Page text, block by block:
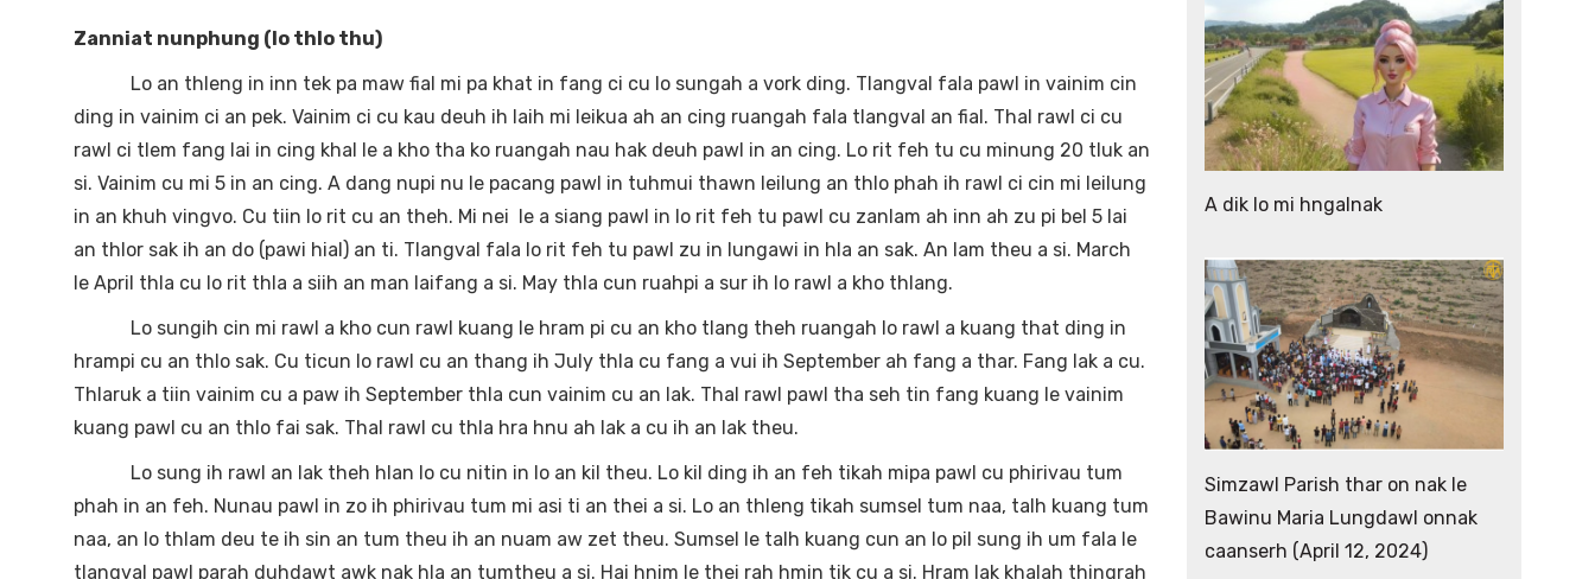
Zanniat nunphung (lo thlo thu)
Lo an thleng in inn tek pa maw fial mi pa khat in fang ci cu lo sungah a vork ding. Tlangval fala pawl in vainim cin
ding in vainim ci an pek. Vainim ci cu kau deuh ih laih mi leikua ah an cing ruangah fala tlangval an fial. Thal rawl ci cu
rawl ci tlem fang lai in cing khal le a kho tha ko ruangah nau hak deuh pawl in an cing. Lo rit feh tu cu minung 20 tluk an
si. Vainim cu mi 5 in an cing. A dang nupi nu le pacang pawl in tuhmui thawn leilung an thlo phah ih rawl ci cin mi leilung
in an khuh vingvo. Cu tiin lo rit cu an theh. Mi nei le a siang pawl in lo rit feh tu pawl cu zanlam ah inn ah zu pi bel 5 lai
an thlor sak ih an do (pawi hial) an ti. Tlangval fala lo rit feh tu pawl zu in lungawi in hla an sak. An lam theu a si. March
le April thla cu lo rit thla a siih an man laifang a si. May thla cun ruahpi a sur ih lo rawl a kho thlang.
Lo sungih cin mi rawl a kho cun rawl kuang le hram pi cu an kho tlang theh ruangah lo rawl a kuang that ding in
hrampi cu an thlo sak. Cu ticun lo rawl cu an thang ih July thla cu fang a vui ih September ah fang a thar. Fang lak a cu.
Thlaruk a tiin vainim cu a paw ih September thla cun vainim cu an lak. Thal rawl pawl tha seh tin fang kuang le vainim
kuang pawl cu an thlo fai sak. Thal rawl cu thla hra hnu ah lak a cu ih an lak theu.
Lo sung ih rawl an lak theh hlan lo cu nitin in lo an kil theu. Lo kil ding ih an feh tikah mipa pawl cu phirivau tum
phah in an feh. Nunau pawl in zo ih phirivau tum mi asi ti an thei a si. Lo an thleng tikah sumsel tum naa, talh kuang tum
naa, an lo thlam deu te ih sin an tum theu ih an nuam aw zet theu. Sumsel le talh kuang cun an lo pil sung ih um fala le
tlangval pawl parah duhdawt awk nak hla an tumtheu a si. Hai hnim le thei rah hmin tik cu a si. Hram lak khalah thingrah
A dik lo mi hngalnak
Simzawl Parish thar on nak le
Bawinu Maria Lungdawl onnak
caanserh (April 12, 2024)